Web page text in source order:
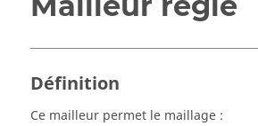
Définition
Ce mailleur permet le maillage :